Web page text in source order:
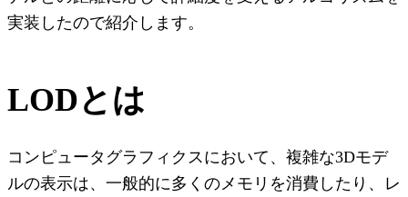
実装したので紹介します。
LODとは
コンピュータグラフィクスにおいて、複雑な3Dモデ
ルの表示は、一般的に多くのメモリを消費したり、レ